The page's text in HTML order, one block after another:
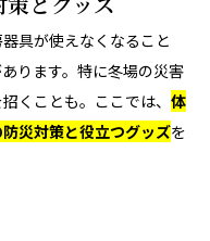
具が使えなくなること
ります。特に冬場の災害
くことも。ここでは、 体
災対策と役立つグッズを